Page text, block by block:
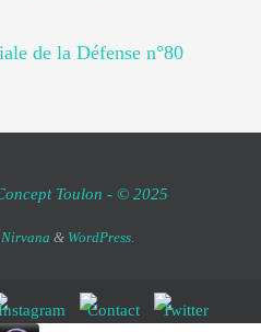
de la Défense n°80
Toulon - © 2025
Nirvana & WordPress.